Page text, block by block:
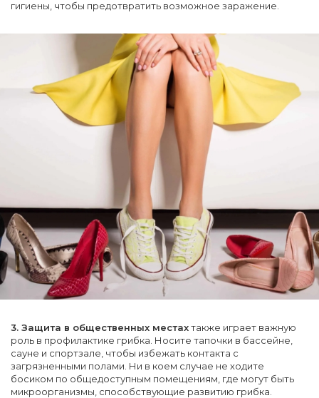
гигиены, чтобы предотвратить возможное заражение.
3. Защита в общественных местахтакже играет важную
роль в профилактике грибка. Носите тапочки в бассейне,
сауне и спортзале, чтобы избежать контакта с
загрязненными полами. Ни в коем случае не ходите
босиком по общедоступным помещениям, где могут быть
микроорганизмы, способствующие развитию грибка.